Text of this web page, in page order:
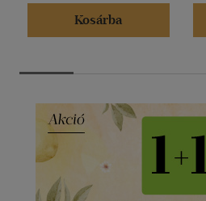
Kosárba